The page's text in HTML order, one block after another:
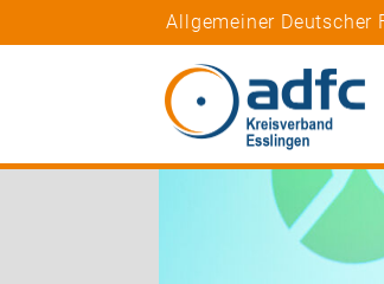
Allgemeiner Deutscher